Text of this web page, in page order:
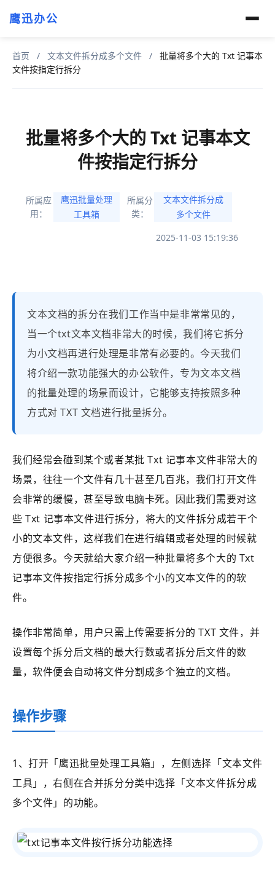
鹰迅办公
首页 / 文本文件拆分成多个文件 /
批量将多个大的 Txt 记事本
文件按指定行拆分
批量将多个大的 Txt 记事本文
件按指定行拆分
所属应
用：
鹰迅批量处理
工具箱
所属分
类：
文本文件拆分成
多个文件
2025-11-03 15:19:36
文本文档的拆分在我们工作当中是非常常见的，
当一个txt文本文档非常大的时候，我们将它拆分
为小文档再进行处理是非常有必要的。今天我们
将介绍一款功能强大的办公软件，专为文本文档
的批量处理的场景而设计，它能够支持按照多种
方式对 TXT 文档进行批量拆分。
我们经常会碰到某个或者某批 Txt 记事本文件非常大的
场景，往往一个文件有几十甚至几百兆，我们打开文件
会非常的缓慢，甚至导致电脑卡死。因此我们需要对这
些 Txt 记事本文件进行拆分，将大的文件拆分成若干个
小的文本文件，这样我们在进行编辑或者处理的时候就
方便很多。今天就给大家介绍一种批量将多个大的 Txt
记事本文件按指定行拆分成多个小的文本文件的的软
件。
操作非常简单，用户只需上传需要拆分的 TXT 文件，并
设置每个拆分后文档的最大行数或者拆分后文件的数
量，软件便会自动将文件分割成多个独立的文档。
操作步骤
1、打开 「鹰迅批量处理工具箱」 ，左侧选择 「文本文件
工具」 ，右侧在合并拆分分类中选择 「文本文件拆分成
多个文件」的功能。